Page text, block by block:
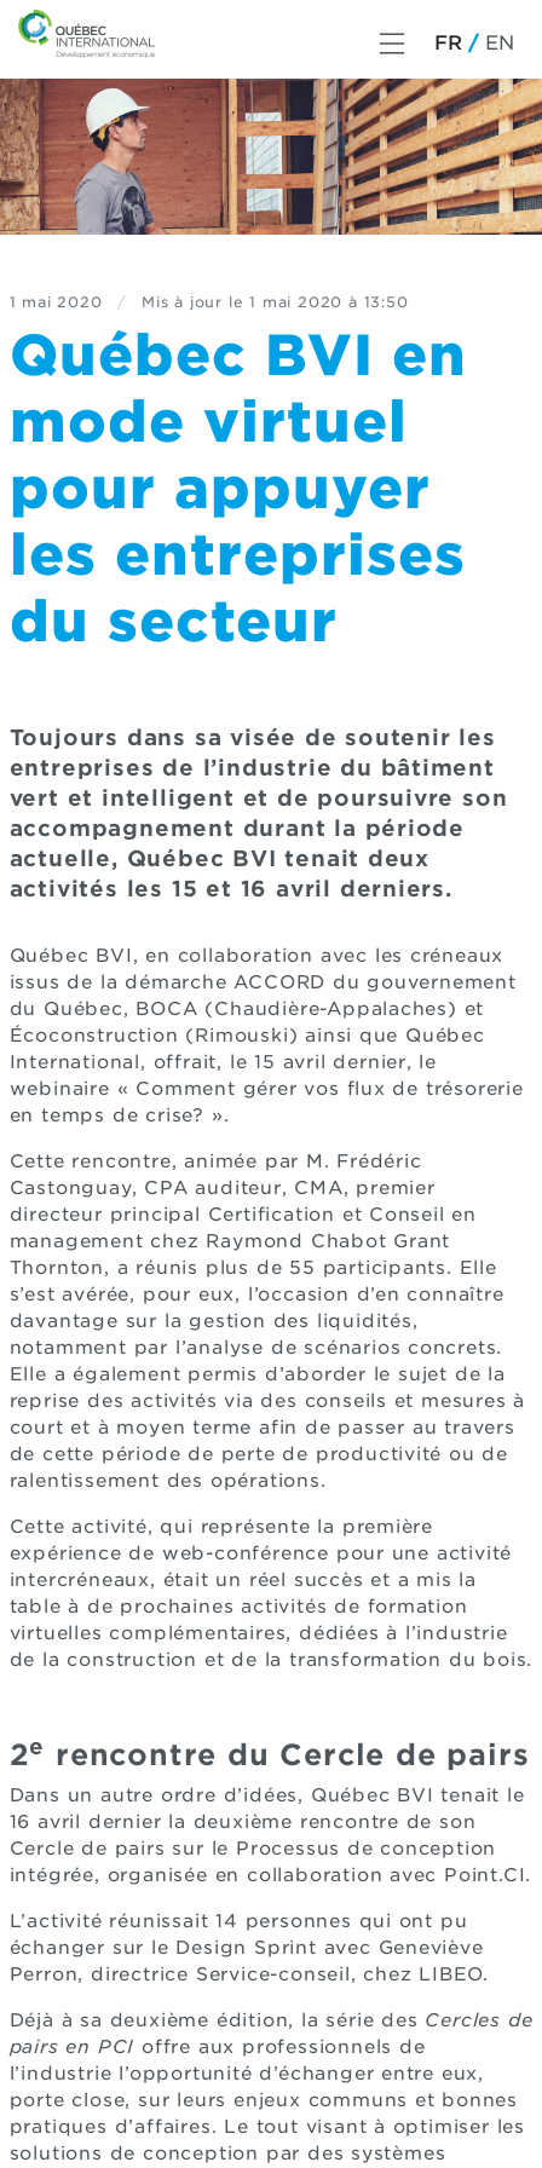
FR EN
1 mai 2020 / Mis à jour le 1 mai 2020 à 13:50
Québec BVI en
mode virtuel
pour appuyer
les entreprises
du secteur
Toujours dans sa visée de soutenir les
entreprises de l’industrie du bâtiment
vert et intelligent et de poursuivre son
accompagnement durant la période
actuelle, Québec BVI tenait deux
activités les 15 et 16 avril derniers.
Québec BVI, en collaboration avec les créneaux
issus de la démarche ACCORD du gouvernement
du Québec, BOCA (Chaudière-Appalaches) et
Écoconstruction (Rimouski) ainsi que Québec
International, offrait, le 15 avril dernier, le
webinaire « Comment gérer vos flux de trésorerie
en temps de crise? ».
Cette rencontre, animée par M. Frédéric
Castonguay, CPA auditeur, CMA, premier
directeur principal Certification et Conseil en
management chez Raymond Chabot Grant
Thornton, a réunis plus de 55 participants. Elle
s’est avérée, pour eux, l’occasion d’en connaître
davantage sur la gestion des liquidités,
notamment par l’analyse de scénarios concrets.
Elle a également permis d’aborder le sujet de la
reprise des activités via des conseils et mesures à
court et à moyen terme afin de passer au travers
de cette période de perte de productivité ou de
ralentissement des opérations.
Cette activité, qui représente la première
expérience de web-conférence pour une activité
intercréneaux, était un réel succès et a mis la
table à de prochaines activités de formation
virtuelles complémentaires, dédiées à l’industrie
de la construction et de la transformation du bois.
2e rencontre du Cercle de pairs
Dans un autre ordre d’idées, Québec BVI tenait le
16 avril dernier la deuxième rencontre de son
Cercle de pairs sur le Processus de conception
intégrée, organisée en collaboration avec Point.CI.
L’activité réunissait 14 personnes qui ont pu
échanger sur le Design Sprint avec Geneviève
Perron, directrice Service-conseil, chez LIBEO.
Déjà à sa deuxième édition, la série des Cercles de
pairs en PCI offre aux professionnels de
l’industrie l’opportunité d’échanger entre eux,
porte close, sur leurs enjeux communs et bonnes
pratiques d’affaires. Le tout visant à optimiser les
solutions de conception par des systèmes